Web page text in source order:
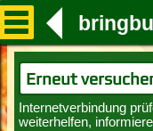
Erneut